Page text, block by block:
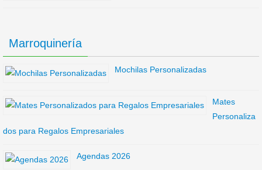
Marroquinería
Mochilas Personalizadas
Mates
Personaliza
dos para Regalos Empresariales
Agendas 2026